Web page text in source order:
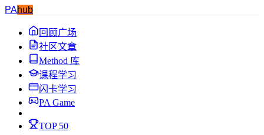
PAhub
回顾广场
社区文章
Method 库
课程学习
闪卡学习
PA Game
TOP 50